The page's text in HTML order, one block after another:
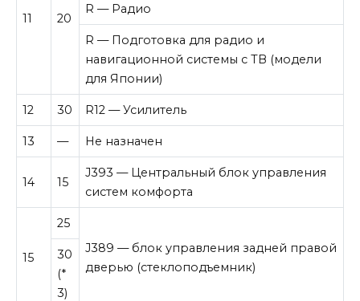
11 20
R — Радио
R — Подготовка для радио и
навигационной системы с ТВ (модели
для Японии)
12 30 R12 — Усилитель
13 — Не назначен
14 15
J393 — Центральный блок управления
систем комфорта
15
25
J389 — блок управления задней правой
дверью (стеклоподъемник)
30
(*
3)